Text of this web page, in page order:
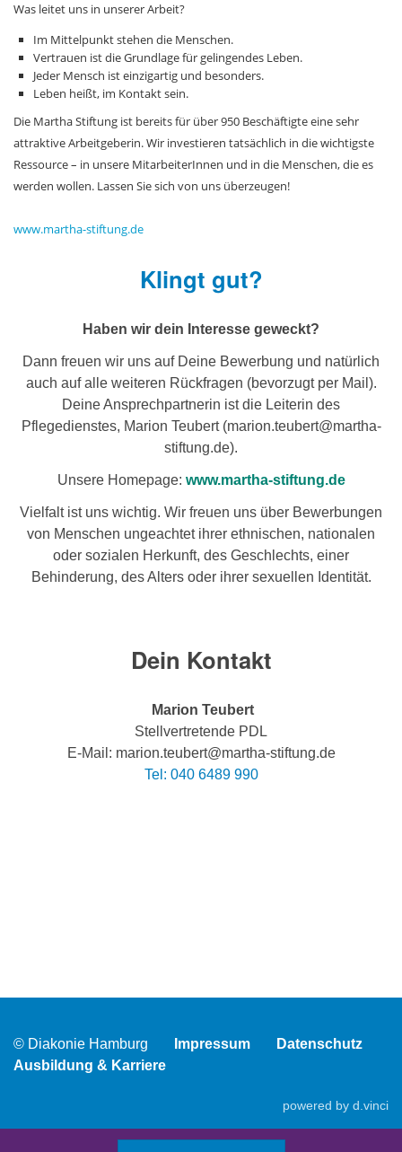
Was leitet uns in unserer Arbeit?
Im Mittelpunkt stehen die Menschen.
Vertrauen ist die Grundlage für gelingendes Leben.
Jeder Mensch ist einzigartig und besonders.
Leben heißt, im Kontakt sein.
Die Martha Stiftung ist bereits für über 950 Beschäftigte eine sehr
attraktive Arbeitgeberin. Wir investieren tatsächlich in die wichtigste
Ressource – in unsere MitarbeiterInnen und in die Menschen, die es
werden wollen. Lassen Sie sich von uns überzeugen!
www.martha-stiftung.de
Klingt gut?
Haben wir dein Interesse geweckt?
Dann freuen wir uns auf Deine Bewerbung und natürlich
auch auf alle weiteren Rückfragen (bevorzugt per Mail).
Deine Ansprechpartnerin ist die Leiterin des
Pflegedienstes, Marion Teubert (marion.teubert@martha-
stiftung.de).
Unsere Homepage: www.martha-stiftung.de
Vielfalt ist uns wichtig. Wir freuen uns über Bewerbungen
von Menschen ungeachtet ihrer ethnischen, nationalen
oder sozialen Herkunft, des Geschlechts, einer
Behinderung, des Alters oder ihrer sexuellen Identität.
Dein Kontakt
Marion Teubert
Stellvertretende PDL
E-Mail: marion.teubert@martha-stiftung.de
Tel: 040 6489 990
© Diakonie Hamburg Impressum
Datenschutz
Ausbildung & Karriere
powered by d.vinci